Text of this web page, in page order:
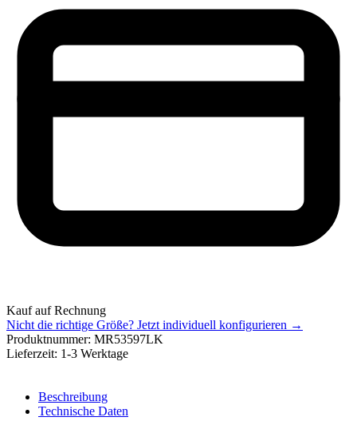
Kauf auf Rechnung
Nicht die richtige Größe? Jetzt individuell konfigurieren →
Produktnummer: MR53597LK
Lieferzeit: 1-3 Werktage
Beschreibung
Technische Daten